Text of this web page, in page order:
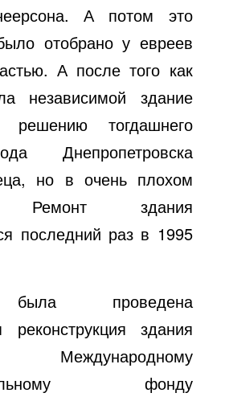
А потом это
отобрано у евреев
А после того как
независимой здание
тогдашнего
Днепропетровска
но в очень плохом
Ремонт здания
последний раз в 1995
проведена
реконструкция здания
Международному
фонду